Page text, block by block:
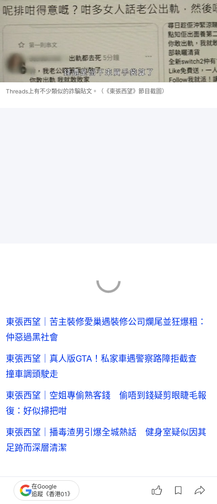
Threads上有不少類似的詐騙貼文。（《東張西望》節目截圖）
東張西望｜苦主裝修愛巢遇裝修公司爛尾並狂爆粗：
仲惡過黑社會
東張西望｜真人版GTA！私家車遇警察路障拒截查
撞車調頭駛走
東張西望｜空姐專偷熟客錢 偷唔到錢疑剪眼睫毛報
復：好似掃把咁
東張西望｜播毒渣男引爆全城熱話 健身室疑似因其
足跡而深層清潔
東張西望 TVB無綫電視 本地綜藝節目
在Google
追蹤《香港01》